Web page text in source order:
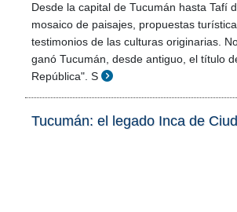
Desde la capital de Tucumán hasta Tafí
mosaico de paisajes, propuestas
testimonios de las culturas originarias.
ganó Tucumán, desde antiguo, el título
República". S
Tucumán: el legado Inca de